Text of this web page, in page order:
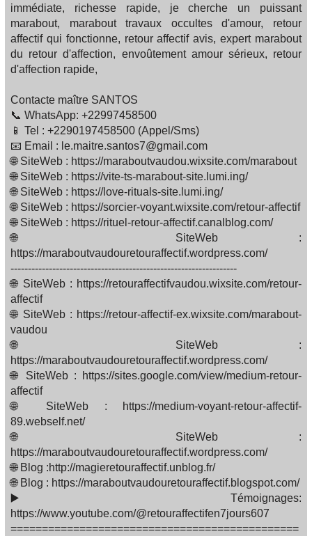
immédiate, richesse rapide, je cherche un puissant
marabout, marabout travaux occultes d'amour, retour
affectif qui fonctionne, retour affectif avis, expert marabout
du retour d'affection, envoûtement amour sérieux, retour
d'affection rapide,
Contacte maître SANTOS
📞 WhatsApp: +22997458500
📱 Tel : +2290197458500 (Appel/Sms)
📧 Email : le.maitre.santos7@gmail.com
🌐 SiteWeb : https://maraboutvaudou.wixsite.com/marabout
🌐 SiteWeb : https://vite-ts-marabout-site.lumi.ing/
🌐 SiteWeb : https://love-rituals-site.lumi.ing/
🌐 SiteWeb : https://sorcier-voyant.wixsite.com/retour-affectif
🌐 SiteWeb : https://rituel-retour-affectif.canalblog.com/
🌐 SiteWeb :
https://maraboutvaudouretouraffectif.wordpress.com/
-----------------------------------------------------------------
🌐 SiteWeb : https://retouraffectifvaudou.wixsite.com/retour-
affectif
🌐 SiteWeb : https://retour-affectif-ex.wixsite.com/marabout-
vaudou
🌐 SiteWeb :
https://maraboutvaudouretouraffectif.wordpress.com/
🌐 SiteWeb : https://sites.google.com/view/medium-retour-
affectif
🌐 SiteWeb : https://medium-voyant-retour-affectif-
89.webself.net/
🌐 SiteWeb :
https://maraboutvaudouretouraffectif.wordpress.com/
🌐 Blog :http://magieretouraffectif.unblog.fr/
🌐 Blog : https://maraboutvaudouretouraffectif.blogspot.com/
▶️ Témoignages:
https://www.youtube.com/@retouraffectifen7jours607
==============================================